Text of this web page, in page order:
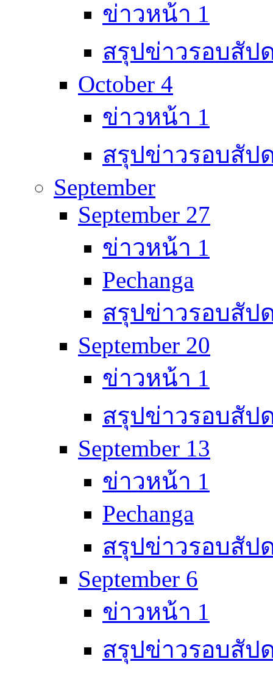
ข่าวหน้า 1
สรุปข่าวรอบสัป
October 4
ข่าวหน้า 1
สรุปข่าวรอบสัป
September
September 27
ข่าวหน้า 1
Pechanga
สรุปข่าวรอบสัป
September 20
ข่าวหน้า 1
สรุปข่าวรอบสัป
September 13
ข่าวหน้า 1
Pechanga
สรุปข่าวรอบสัป
September 6
ข่าวหน้า 1
สรุปข่าวรอบสัป